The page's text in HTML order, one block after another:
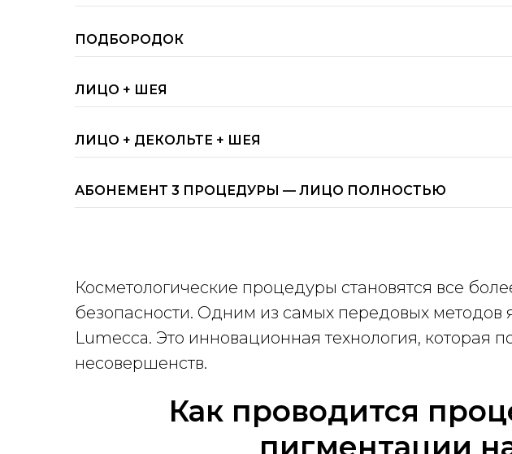
ПОДБОРОДОК
ЛИЦО + ШЕЯ
ЛИЦО + ДЕКОЛЬТЕ + ШЕЯ
АБОНЕМЕНТ 3 ПРОЦЕДУРЫ — ЛИЦО ПОЛНОСТЬЮ
Косметологические процедуры становятся все
безопасности. Одним из самых передовых методов
Lumecca. Это инновационная технология, которая
несовершенств.
Как проводится
пигментации